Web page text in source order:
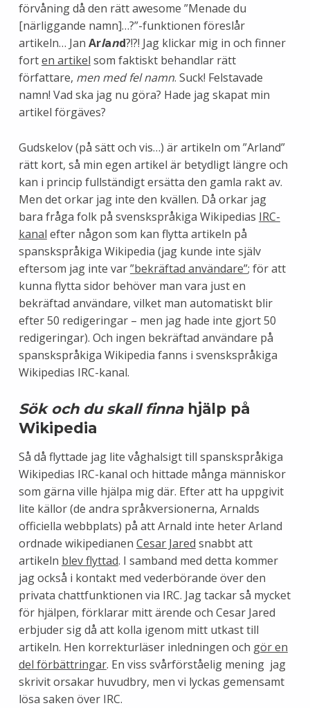
förvåning då den rätt awesome ”Menade du
[närliggande namn]…?”-funktionen föreslår
artikeln… Jan Arland?!?! Jag klickar mig in och finner
forten artikel som faktiskt behandlarrätt
författare, men med fel namn. Suck! Felstavade
namn! Vad ska jag nu göra? Hade jag skapat min
artikel förgäves?
Gudskelov (på sätt och vis…) är artikeln om ”Arland”
rätt kort, så min egen artikel är betydligt längre och
kan i princip fullständigt ersätta den gamla rakt av.
Men det orkar jag inte den kvällen. Då orkar jag
bara fråga folk på svenskspråkiga Wikipedias IRC-
kanal efter någon som kan flytta artikeln på
spanskspråkiga Wikipedia (jag kunde inte själv
eftersom jag inte var”bekräftad användare”; för att
kunna flytta sidor behöver man vara just en
bekräftad användare, vilket man automatiskt blir
efter 50 redigeringar – men jag hade inte gjort 50
redigeringar). Och ingen bekräftad användare på
spanskspråkiga Wikipedia fanns i svenskspråkiga
Wikipedias IRC-kanal.
Sök och du skall finnahjälp på
Wikipedia
Så då flyttade jag lite våghalsigt till spanskspråkiga
Wikipedias IRC-kanal och hittade många människor
som gärna ville hjälpa mig där. Efter att ha uppgivit
lite källor (de andra språkversionerna, Arnalds
officiella webbplats) på att Arnald inte heter Arland
ordnade wikipedianen Cesar Jared snabbt att
artikeln blev flyttad. I samband med detta kommer
jag också i kontakt med vederbörande över den
privata chattfunktionen via IRC. Jag tackar så mycket
för hjälpen, förklarar mitt ärende och Cesar Jared
erbjuder sig då att kolla igenom mitt utkast till
artikeln. Hen korrekturläser inledningen och gör en
del förbättringar. En viss svårförståelig mening jag
skrivit orsakar huvudbry, men vi lyckas gemensamt
lösa saken över IRC.